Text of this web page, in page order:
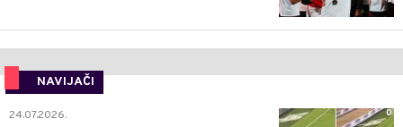
NAVIJAČI
0
24.07.2026.